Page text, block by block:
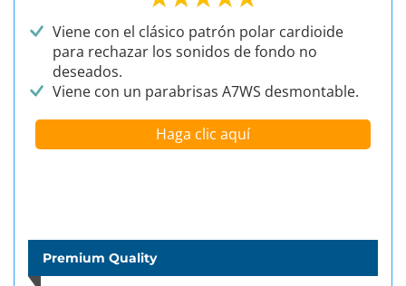
Viene con el clásico patrón polar cardioide
para rechazar los sonidos de fondo no
deseados.
Viene con un parabrisas A7WS desmontable.
Haga clic aquí
Premium Quality